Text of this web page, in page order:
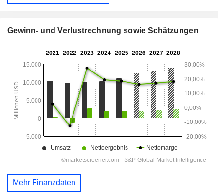
Gewinn- und Verlustrechnung sowie Schätzungen
Mehr Finanzdaten